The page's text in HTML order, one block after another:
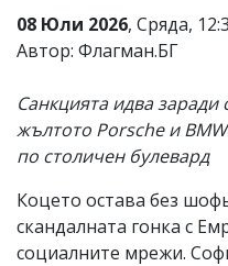
за
тях!
Ако
обиден
вас
коментар,
сигнализирайте
08 Юли 2026, Сряда,
Автор: Флагман.БГ
Санкцията идва заради
жълтото Porsche и
по столичен булевард
Коцето остава без
скандалната гонка с
социалните мрежи.